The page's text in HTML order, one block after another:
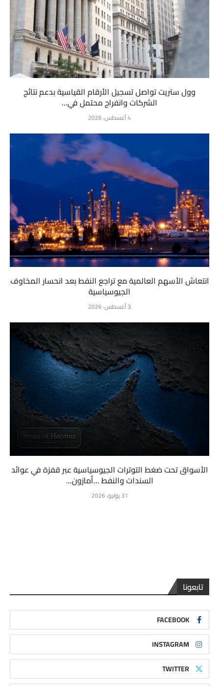
وول ستريت تواصل تسجيل الأرقام القياسية بدعم نتائج
الشركات وانفراج محتمل في...
4 أغسطس، 2026
انتعاش الأسهم العالمية مع تراجع النفط بعد انحسار المخاوف
الجيوسياسية
3 أغسطس، 2026
الأسواق تحت ضغط التوترات الجيوسياسية عبر قفزة في عوائد
السندات والنفط …أمازون...
31 يوليو، 2026
تابعونا
FACEBOOK
INSTAGRAM
TWITTER